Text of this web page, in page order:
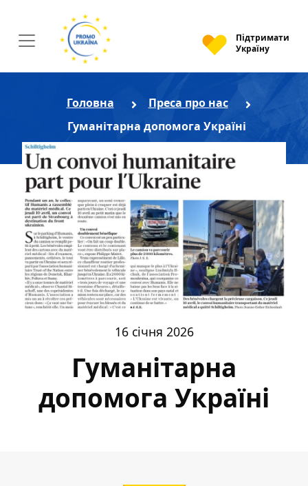
Підтримати
Україну
Головна
Преса про нас
Гуманітарна допомога Україні
16 січня 2026
Гуманітарна
допомога Україні